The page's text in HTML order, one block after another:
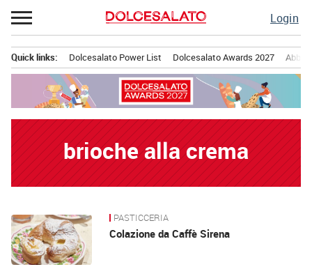
Passa
al
Login
principale
Quick links: Dolcesalato Power List Dolcesalato Awards 2027
brioche alla crema
News PASTICCERIA
Colazione da Caffè Sirena